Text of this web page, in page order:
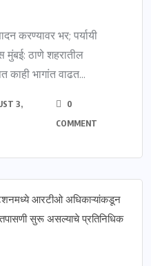
करण्यावर भर; पर्यायी
मुंबई: ठाणे शहरातील
काही भागांत वाढत...
3,
0
COMMENT